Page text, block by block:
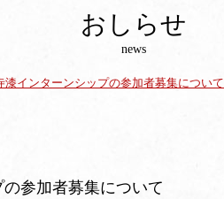
おしらせ
news
漆インターンシップの参加者募集について
参加者募集について